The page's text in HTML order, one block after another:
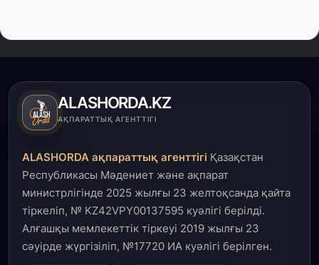
ALASHORDA.KZ
АҚПАРАТТЫҚ АГЕНТТІГІ
ALASHORDA ақпараттық агенттігі Қазақстан
Республикасы Мәдениет және ақпарат
министрлігінде 2025 жылғы 23 желтоқсанда қайта
тіркеліп, № KZ42VPY00137595 куәлігі берілді.
Алғашқы мемлекеттік тіркеуі 2019 жылғы 23
сәуірде жүргізіліп, №17720 ИА куәлігі берілген.